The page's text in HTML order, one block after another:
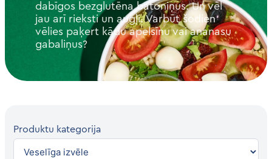
dabīgos bezglutēna batoniņus. Un vēl
jau arī rieksti un augļi. Varbūt šodien
vēlies paķert kādu apelsīnu vai ananasu
gabaliņus?
Produktu kategorija